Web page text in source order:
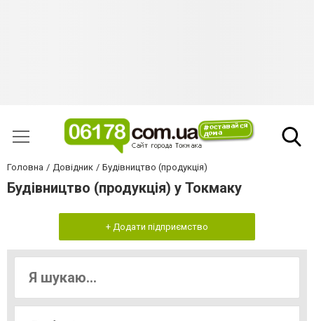
Головна Довідник Будівництво (продукція)
Будівництво (продукція) у Токмаку
+ Додати підприємство